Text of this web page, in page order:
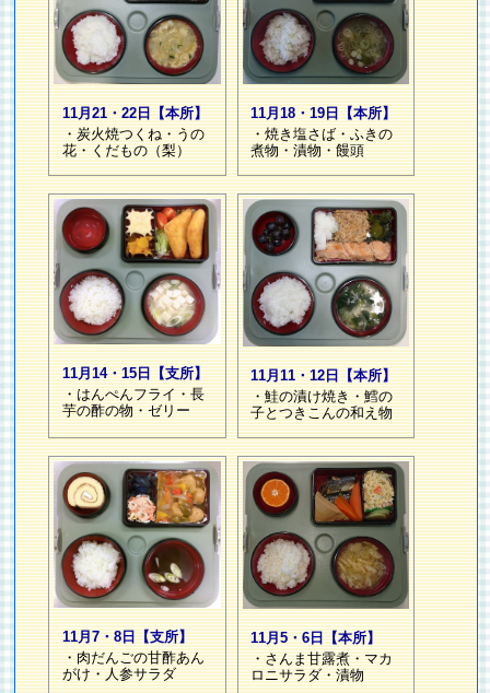
11月21・22日【本所】
・炭火焼つくね・うの
花・くだもの（梨）
11月18・19日【本所】
・焼き塩さば・ふきの
煮物・漬物・饅頭
11月14・15日【支所】
・はんぺんフライ・長
芋の酢の物・ゼリー
11月11・12日【本所】
・鮭の漬け焼き・鱈の
子とつきこんの和え物
11月7・8日【支所】
・肉だんごの甘酢あん
がけ・人参サラダ
11月5・6日【本所】
・さんま甘露煮・マカ
ロニサラダ・漬物